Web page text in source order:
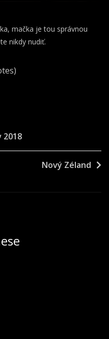
mačka je tou správnou
nikdy nudiť.
2018
Nový Zéland